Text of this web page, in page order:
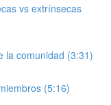
vs extrínsecas
la comunidad (3:31)
(5:16)